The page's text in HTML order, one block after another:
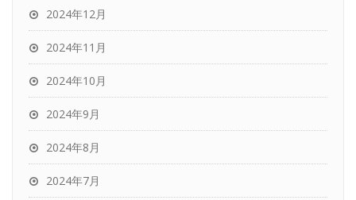
2024年12月
2024年11月
2024年10月
2024年9月
2024年8月
2024年7月